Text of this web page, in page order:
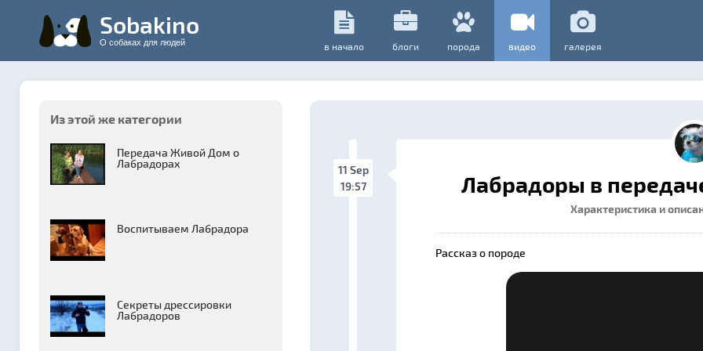
Sobakino
О собаках для людей в начало блоги порода видео галерея
Из этой же категории
Передача Живой Дом о
Лабрадорах
Воспитываем Лабрадора
Секреты дрессировки
Лабрадоров
11 Sep
19:57
Лабрадоры в
Характеристика и
Рассказ о породе